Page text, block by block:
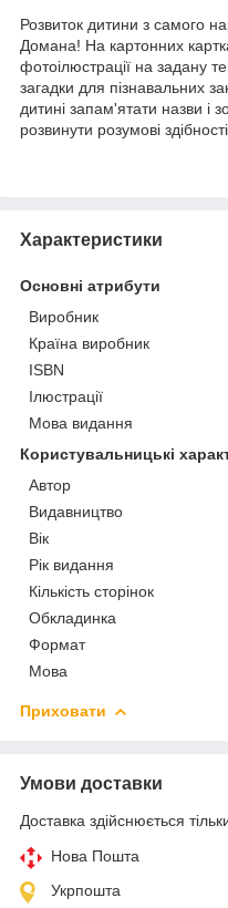
Розвиток дитини з самого
Домана! На картонних
фотоілюстрації на задану
загадки для пізнавальних
дитині запам'ятати назви і
розвинути розумові
Характеристики
Основні атрибути
Виробник
Країна виробник
ISBN
Ілюстрації
Мова видання
Користувальницькі
Автор
Видавництво
Вік
Рік видання
Кількість сторінок
Обкладинка
Формат
Мова
Приховати
Умови доставки
Доставка здійснюється
Нова Пошта
Укрпошта